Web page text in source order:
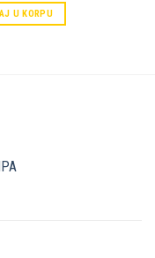
U KORPU